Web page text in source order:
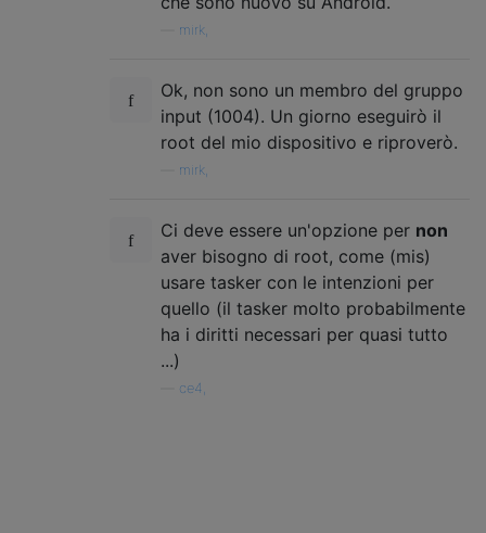
mirk,
Ok, non sono un membro del gruppo
input (1004). Un giorno eseguirò il
root del mio dispositivo e riproverò.
mirk,
Ci deve essere un'opzione per non
aver bisogno di root, come (mis)
usare tasker con le intenzioni per
quello (il tasker molto probabilmente
ha i diritti necessari per quasi tutto
...)
ce4,